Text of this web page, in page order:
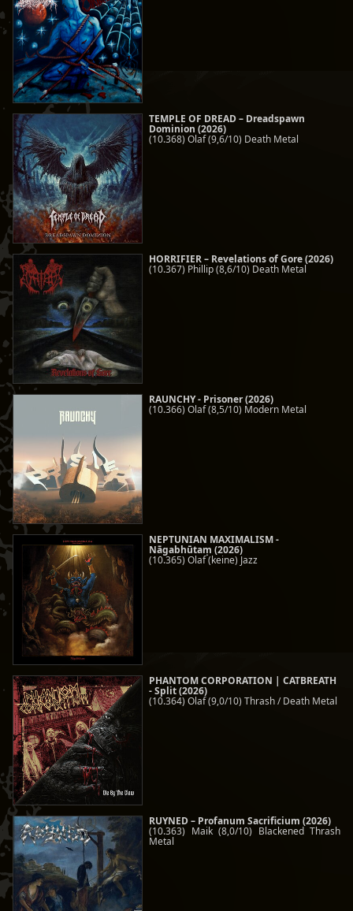
TEMPLE OF DREAD – Dreadspawn
Dominion (2026)
(10.368) Olaf (9,6/10) Death Metal
HORRIFIER – Revelations of Gore (2026)
(10.367) Phillip (8,6/10) Death Metal
RAUNCHY - Prisoner (2026)
(10.366) Olaf (8,5/10) Modern Metal
NEPTUNIAN MAXIMALISM -
Nāgabhūtaṃ (2026)
(10.365) Olaf (keine) Jazz
PHANTOM CORPORATION | CATBREATH
- Split (2026)
(10.364) Olaf (9,0/10) Thrash / Death Metal
RUYNED – Profanum Sacrificium (2026)
(10.363) Maik (8,0/10) Blackened Thrash
Metal